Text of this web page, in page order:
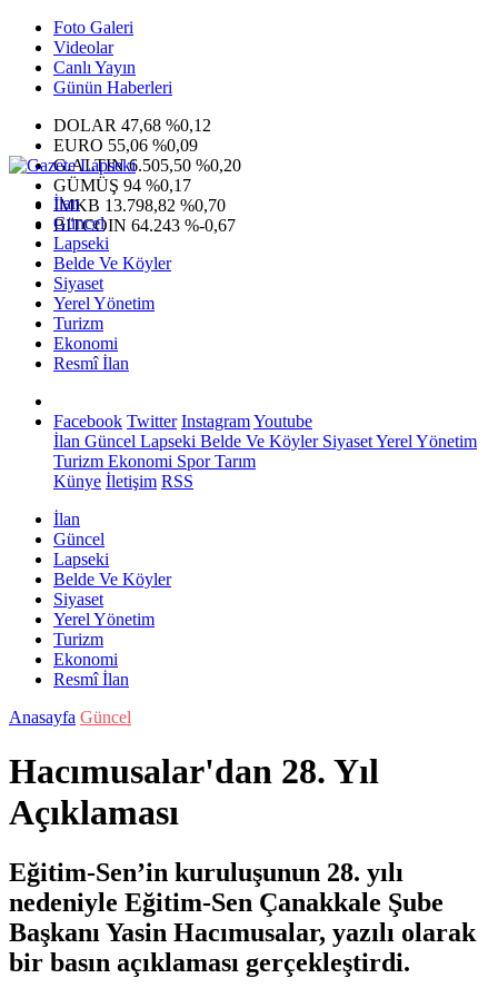
Foto Galeri
Videolar
Canlı Yayın
Günün Haberleri
DOLAR 47,68 %0,12
EURO 55,06 %0,09
G.ALTIN6.505,50 %0,20
GÜMÜŞ 94 %0,17
IMKB 13.798,82 %0,70
BITCOIN 64.243 %-0,67
İlan
Güncel
Lapseki
Belde Ve Köyler
Siyaset
Yerel Yönetim
Turizm
Ekonomi
Resmî İlan
Facebook Twitter InstagramYoutube
İlan Güncel Lapseki Belde Ve KöylerSiyasetYerel Yönetim
Turizm Ekonomi SporTarım
Künye İletişim RSS
İlan
Güncel
Lapseki
Belde Ve Köyler
Siyaset
Yerel Yönetim
Turizm
Ekonomi
Resmî İlan
Anasayfa Güncel
Hacımusalar'dan 28. Yıl
Açıklaması
Eğitim-Sen’in kuruluşunun 28. yılı
nedeniyle Eğitim-Sen Çanakkale Şube
Başkanı Yasin Hacımusalar, yazılı olarak
bir basın açıklaması gerçekleştirdi.